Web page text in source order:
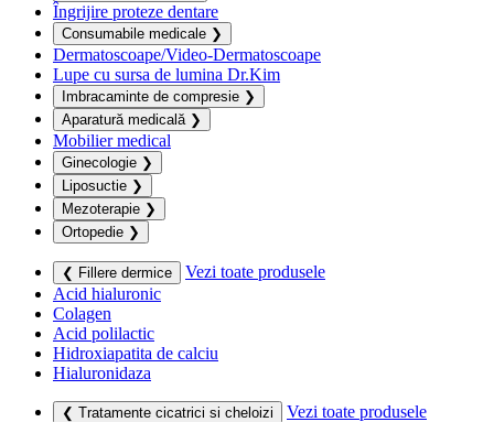
Îngrijire proteze dentare
Consumabile medicale ❯
Dermatoscoape/Video-Dermatoscoape
Lupe cu sursa de lumina Dr.Kim
Imbracaminte de compresie ❯
Aparatură medicală ❯
Mobilier medical
Ginecologie ❯
Liposuctie ❯
Mezoterapie ❯
Ortopedie ❯
❮ Fillere dermice
Vezi toate produsele
Acid hialuronic
Colagen
Acid polilactic
Hidroxiapatita de calciu
Hialuronidaza
❮ Tratamente cicatrici si cheloizi
Vezi toate produsele